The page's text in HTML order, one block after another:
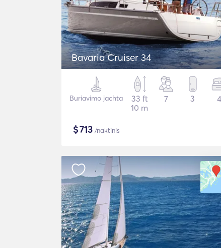
Bavaria Cruiser 34
Buriavimo jachta
33 ft
10 m
7 3 4
$713 /naktinis